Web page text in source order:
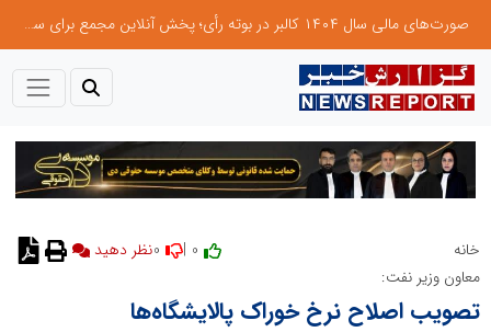
صورت‌های مالی سال ۱۴۰۴ کالبر در بوته رأی؛ پخش آنلاین مجمع برای سهامداران در سراسر کشور
خانه
نظر دهید
معاون وزیر نفت:
تصویب اصلاح نرخ خوراک پالایشگاه‌ها